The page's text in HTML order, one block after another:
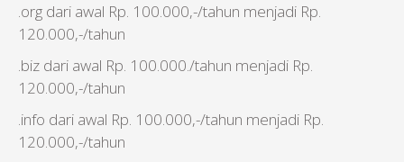
.org dari awal Rp. 100.000,-/tahun menjadi Rp.
120.000,-/tahun
.biz dari awal Rp. 100.000./tahun menjadi Rp.
120.000,-/tahun
.info dari awal Rp. 100.000,-/tahun menjadi Rp.
120.000,-/tahun